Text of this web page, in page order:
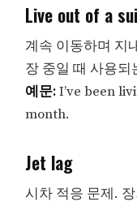
Live out of a
계속 이동하며 지
장 중일 때 사용되
예문:I’ve been
month.
Jet lag
시차 적응 문제.